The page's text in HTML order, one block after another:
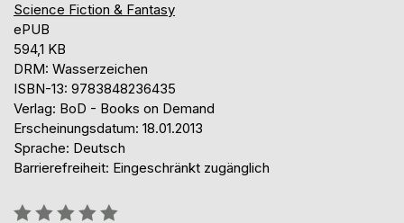
Science Fiction & Fantasy
ePUB
594,1 KB
DRM: Wasserzeichen
ISBN-13: 9783848236435
Verlag: BoD - Books on Demand
Erscheinungsdatum: 18.01.2013
Sprache: Deutsch
Barrierefreiheit: Eingeschränkt zugänglich
Bewertung::